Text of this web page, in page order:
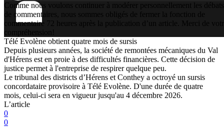
Comme nous voulons continuer à modérer personnellement les débats
de commentaires, nous sommes obligés de fermer la fonction de
commentaire 72 heures après la publication d’un article. Merci de
compréhension!
Télé Evolène obtient quatre mois de sursis
Depuis plusieurs années, la société de remontées mécaniques du Val
d'Hérens est en proie à des difficultés financières. Cette décision de
justice permet à l'entreprise de respirer quelque peu.
Le tribunal des districts d’Hérens et Conthey a octroyé un sursis
concordataire provisoire à Télé Evolène. D'une durée de quatre
mois, celui-ci sera en vigueur jusqu'au 4 décembre 2026.
L’article
0
0